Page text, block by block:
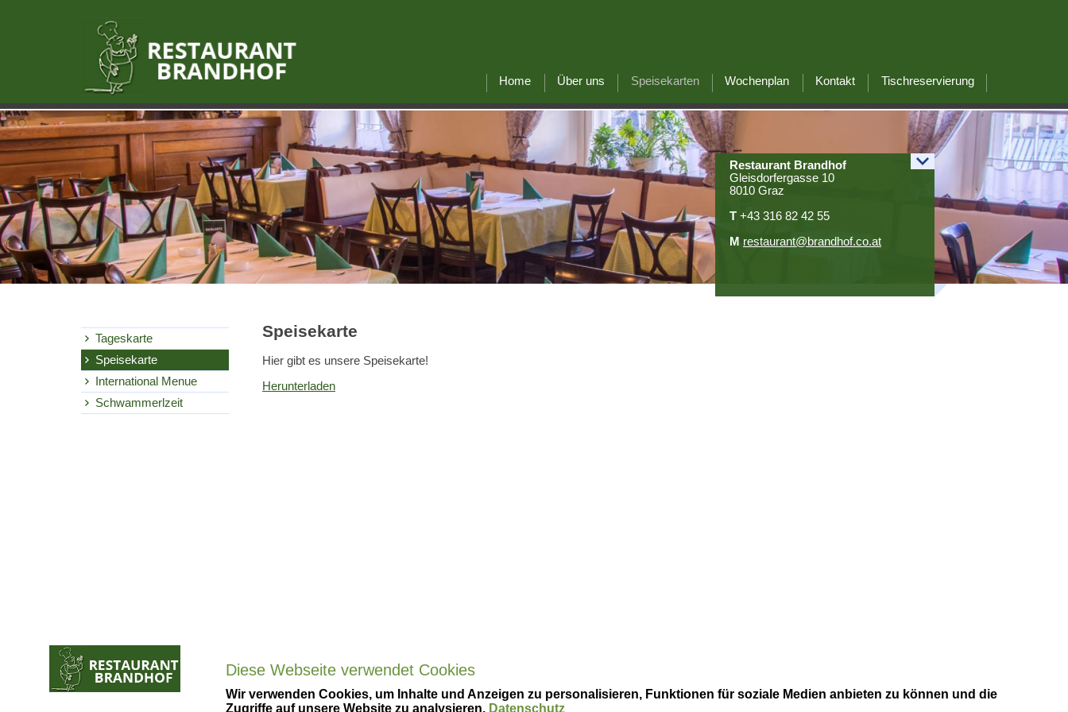
Home Über uns Speisekarten Wochenplan Kontakt Tischreservierung
Restaurant Brandhof
Gleisdorfergasse 10
8010 Graz
T +43 316 82 42 55
M restaurant@brandhof.co.at
Tageskarte
Speisekarte
International Menue
Schwammerlzeit
Speisekarte
Hier gibt es unsere Speisekarte!
Herunterladen
Diese Webseite verwendet Cookies
Wir verwenden Cookies, um Inhalte und Anzeigen zu personalisieren, Funktionen für soziale Medien anbieten zu können und die
Zugriffe auf unsere Website zu analysieren.Datenschutz